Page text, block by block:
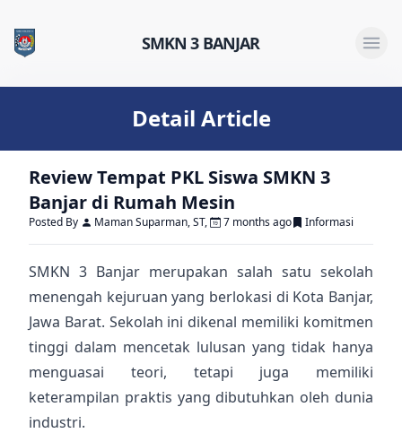
SMKN 3 BANJAR Open
Detail Article
Review Tempat PKL Siswa SMKN 3
Banjar di Rumah Mesin
Posted By Maman Suparman, ST, 7 months ago Informasi
SMKN 3 Banjar merupakan salah satu sekolah
menengah kejuruan yang berlokasi di Kota Banjar,
Jawa Barat. Sekolah ini dikenal memiliki komitmen
tinggi dalam mencetak lulusan yang tidak hanya
menguasai teori, tetapi juga memiliki
keterampilan praktis yang dibutuhkan oleh dunia
industri.